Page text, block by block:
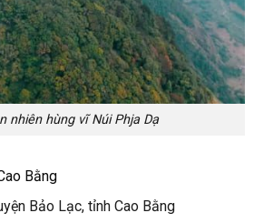
nhiên hùng vĩ Núi Phja Dạ
Bằng
Bảo Lạc, tỉnh Cao Bằng